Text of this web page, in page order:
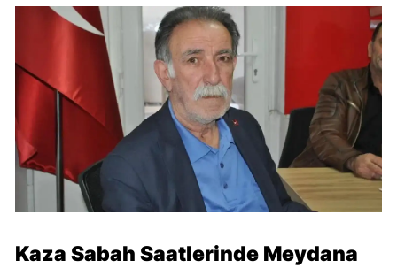
Kaza Sabah Saatlerinde Meydana